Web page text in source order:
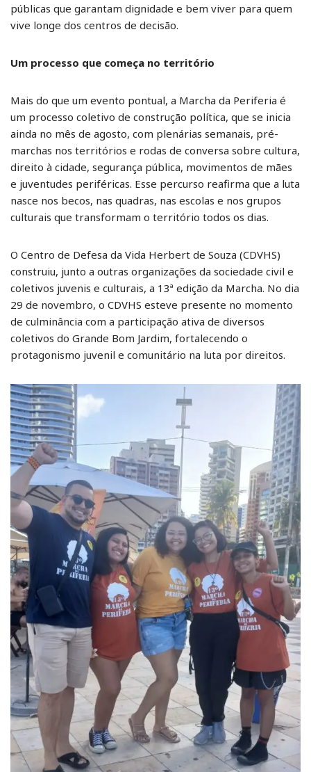
públicas que garantam dignidade e bem viver para quem
vive longe dos centros de decisão.
Um processo que começa no território
Mais do que um evento pontual, a Marcha da Periferia é
um processo coletivo de construção política, que se inicia
ainda no mês de agosto, com plenárias semanais, pré-
marchas nos territórios e rodas de conversa sobre cultura,
direito à cidade, segurança pública, movimentos de mães
e juventudes periféricas. Esse percurso reafirma que a luta
nasce nos becos, nas quadras, nas escolas e nos grupos
culturais que transformam o território todos os dias.
O Centro de Defesa da Vida Herbert de Souza (CDVHS)
construiu, junto a outras organizações da sociedade civil e
coletivos juvenis e culturais, a 13ª edição da Marcha. No dia
29 de novembro, o CDVHS esteve presente no momento
de culminância com a participação ativa de diversos
coletivos do Grande Bom Jardim, fortalecendo o
protagonismo juvenil e comunitário na luta por direitos.